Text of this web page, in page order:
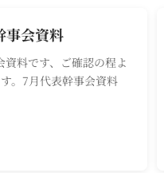
事会資料
料です、ご確認の程よ
。7月代表幹事会資料